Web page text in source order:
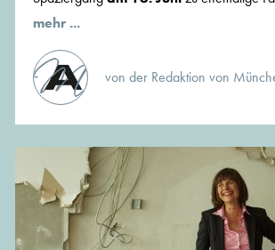
mehr ...
von der Redaktion von